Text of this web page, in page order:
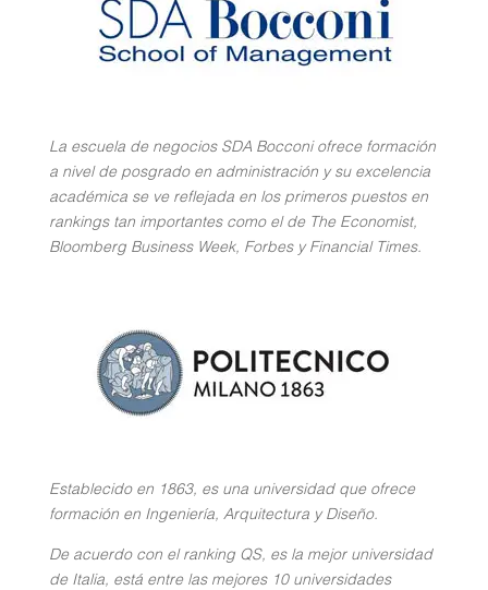
La escuela de negocios SDA Bocconi ofrece formación
a nivel de posgrado en administración y su excelencia
académica se ve reflejada en los primeros puestos en
rankings tan importantes como el de The Economist,
Bloomberg Business Week, Forbes y Financial Times.
Establecido en 1863, es una universidad que ofrece
formación en Ingeniería, Arquitectura y Diseño.
De acuerdo con el ranking QS, es la mejor universidad
de Italia, está entre las mejores 10 universidades